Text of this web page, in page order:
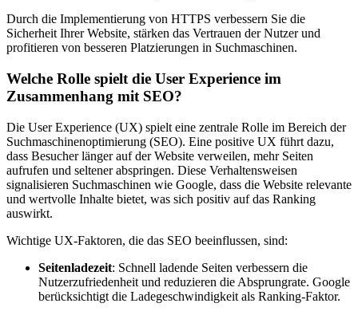
Durch die Implementierung von HTTPS verbessern Sie die
Sicherheit Ihrer Website, stärken das Vertrauen der Nutzer und
profitieren von besseren Platzierungen in Suchmaschinen.
Welche Rolle spielt die User Experience im
Zusammenhang mit SEO?
Die User Experience (UX) spielt eine zentrale Rolle im Bereich der
Suchmaschinenoptimierung (SEO). Eine positive UX führt dazu,
dass Besucher länger auf der Website verweilen, mehr Seiten
aufrufen und seltener abspringen. Diese Verhaltensweisen
signalisieren Suchmaschinen wie Google, dass die Website relevante
und wertvolle Inhalte bietet, was sich positiv auf das Ranking
auswirkt.
Wichtige UX-Faktoren, die das SEO beeinflussen, sind:
Seitenladezeit: Schnell ladende Seiten verbessern die
Nutzerzufriedenheit und reduzieren die Absprungrate. Google
berücksichtigt die Ladegeschwindigkeit als Ranking-Faktor.